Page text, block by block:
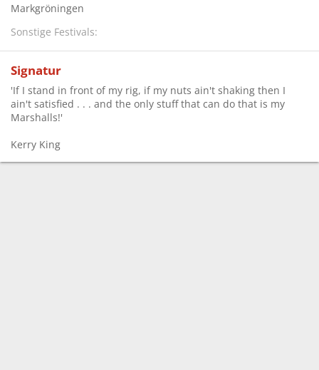
Markgröningen
Sonstige Festivals
Signatur
'If I stand in front of my rig, if my nuts ain't shaking then I
ain't satisfied . . . and the only stuff that can do that is my
Marshalls!'
Kerry King